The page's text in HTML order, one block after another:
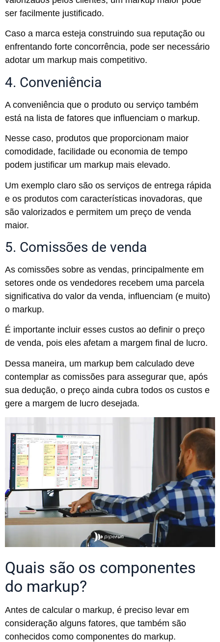
ser facilmente justificado.
Caso a marca esteja construindo sua reputação ou
enfrentando forte concorrência, pode ser necessário
adotar um markup mais competitivo.
4. Conveniência
A conveniência que o produto ou serviço também
está na lista de fatores que influenciam o markup.
Nesse caso, produtos que proporcionam maior
comodidade, facilidade ou economia de tempo
podem justificar um markup mais elevado.
Um exemplo claro são os serviços de entrega rápida
e os produtos com características inovadoras, que
são valorizados e permitem um preço de venda
maior.
5. Comissões de venda
As comissões sobre as vendas, principalmente em
setores onde os vendedores recebem uma parcela
significativa do valor da venda, influenciam (e muito)
o markup.
É importante incluir esses custos ao definir o preço
de venda, pois eles afetam a margem final de lucro.
Dessa maneira, um markup bem calculado deve
contemplar as comissões para assegurar que, após
sua dedução, o preço ainda cubra todos os custos e
gere a margem de lucro desejada.
Quais são os componentes
do markup?
Antes de calcular o markup, é preciso levar em
consideração alguns fatores, que também são
conhecidos como componentes do markup.